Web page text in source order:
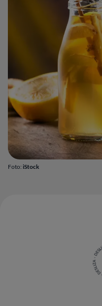
Foto: iStock